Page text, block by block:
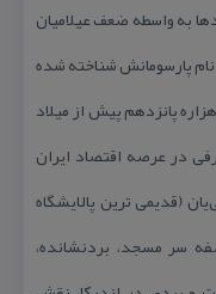
به واسطه ضعف عیلامیان
پارسومانش شناخته شده
پانزدهم پیش از میلاد
در عرصه اقتصاد ایران
(قدیمی ترین پالایشگاه
سر مسجد، بردنشانده،